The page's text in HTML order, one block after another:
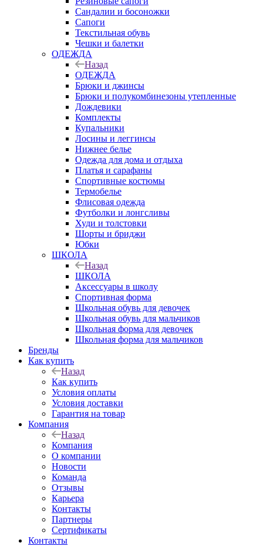
Сандалии и босоножки
Сапоги
Текстильная обувь
Чешки и балетки
ОДЕЖДА
Назад
ОДЕЖДА
Брюки и джинсы
Брюки и полукомбинезоны утепленные
Дождевики
Комплекты
Купальники
Лосины и леггинсы
Нижнее белье
Одежда для дома и отдыха
Платья и сарафаны
Спортивные костюмы
Термобелье
Флисовая одежда
Футболки и лонгсливы
Худи и толстовки
Шорты и бриджи
Юбки
ШКОЛА
Назад
ШКОЛА
Аксессуары в школу
Спортивная форма
Школьная обувь для девочек
Школьная обувь для мальчиков
Школьная форма для девочек
Школьная форма для мальчиков
Бренды
Как купить
Назад
Как купить
Условия оплаты
Условия доставки
Гарантия на товар
Компания
Назад
Компания
О компании
Новости
Команда
Отзывы
Карьера
Контакты
Партнеры
Сертификаты
Контакты